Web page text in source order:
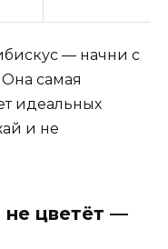
— начни с
самая
идеальных
и не
не цветёт —